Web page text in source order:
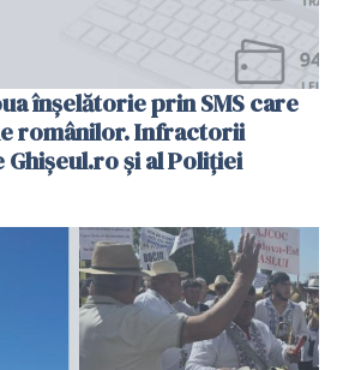
înșelătorie prin SMS care
românilor. Infractorii
și al Poliției